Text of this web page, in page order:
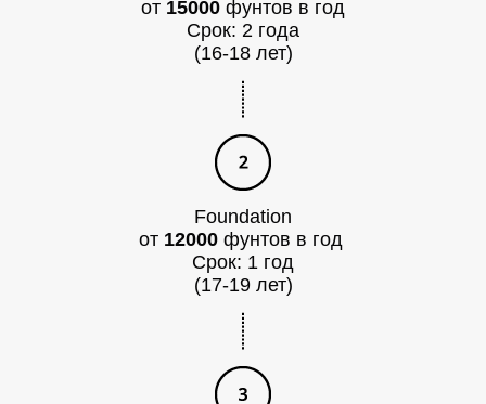
от 15000 фунтов в год
Срок: 2 года
(16-18 лет)
Foundation
от 12000фунтов в год
Срок: 1 год
(17-19 лет)